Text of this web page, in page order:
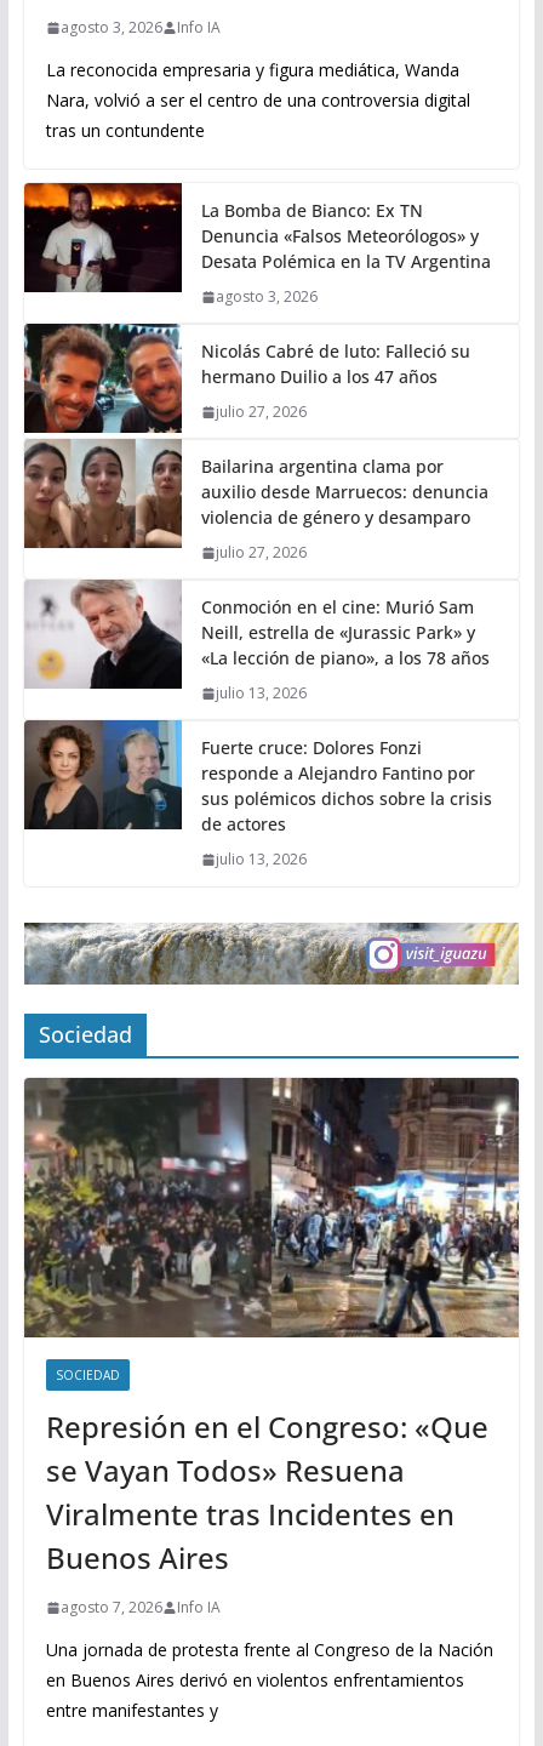
agosto 3, 2026 Info IA
La reconocida empresaria y figura mediática, Wanda
Nara, volvió a ser el centro de una controversia digital
tras un contundente
La Bomba de Bianco: Ex TN
Denuncia «Falsos Meteorólogos» y
Desata Polémica en la TV Argentina
agosto 3, 2026
Nicolás Cabré de luto: Falleció su
hermano Duilio a los 47 años
julio 27, 2026
Bailarina argentina clama por
auxilio desde Marruecos: denuncia
violencia de género y desamparo
julio 27, 2026
Conmoción en el cine: Murió Sam
Neill, estrella de «Jurassic Park» y
«La lección de piano», a los 78 años
julio 13, 2026
Fuerte cruce: Dolores Fonzi
responde a Alejandro Fantino por
sus polémicos dichos sobre la crisis
de actores
julio 13, 2026
Sociedad
SOCIEDAD
Represión en el Congreso: «Que
se Vayan Todos» Resuena
Viralmente tras Incidentes en
Buenos Aires
agosto 7, 2026 Info IA
Una jornada de protesta frente al Congreso de la Nación
en Buenos Aires derivó en violentos enfrentamientos
entre manifestantes y